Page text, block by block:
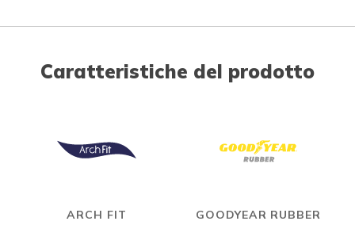
Caratteristiche del prodotto
ARCH FIT GOODYEAR RUBBER